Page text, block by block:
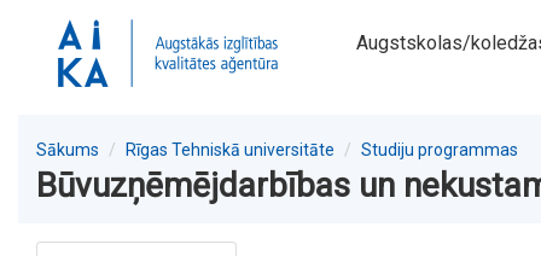
Augstskolas/
Sākums Rīgas Tehniskā universitāte Studiju programmas
Būvuzņēmējdarbības un